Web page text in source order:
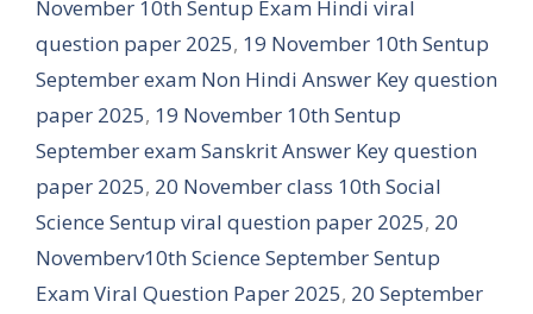
November 10th Sentup Exam Hindi viral
question paper 2025, 19 November 10th Sentup
September exam Non Hindi Answer Key question
paper 2025, 19 November 10th Sentup
September exam Sanskrit Answer Key question
paper 2025, 20 November class 10th Social
Science Sentup viral question paper 2025, 20
Novemberv10th Science September Sentup
Exam Viral Question Paper 2025, 20 September